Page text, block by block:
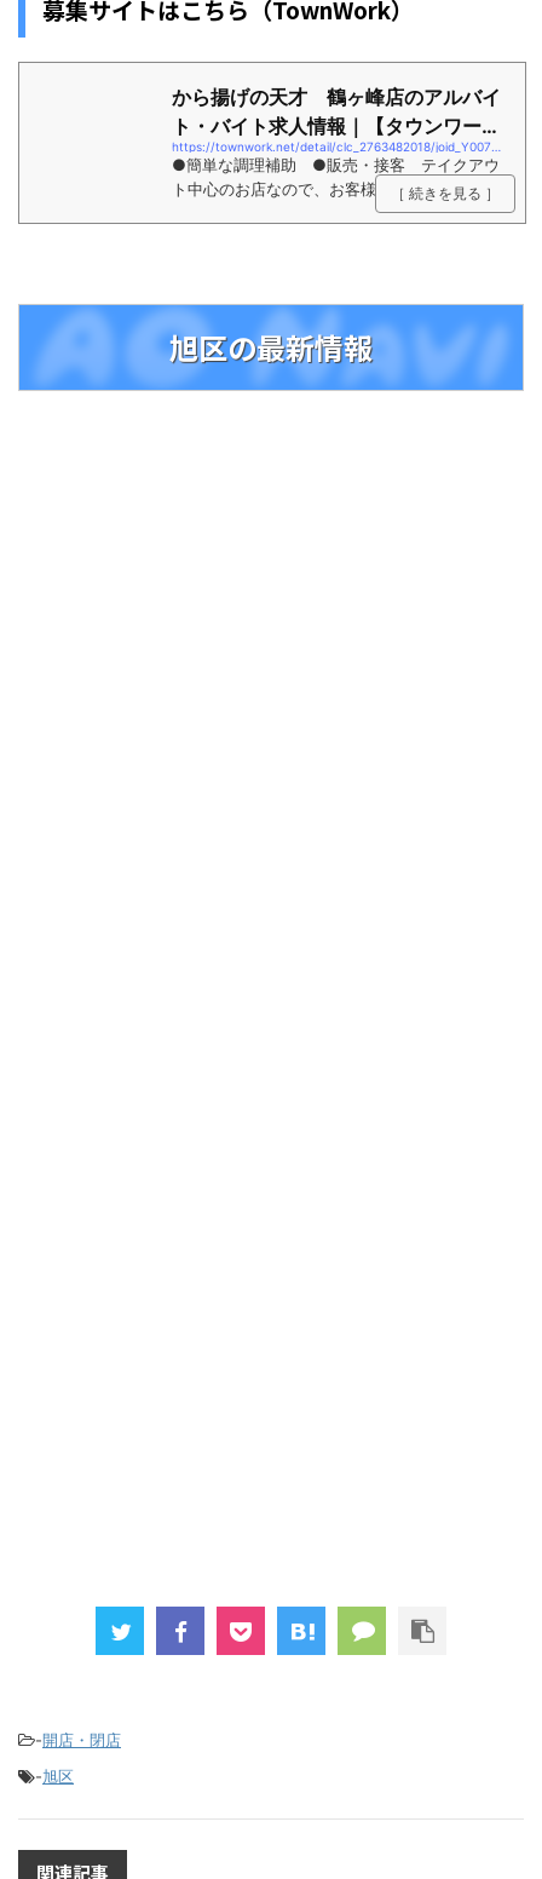
募集サイトはこちら（TownWork）
から揚げの天才 鶴ヶ峰店のアルバイ
ト・バイト求人情報｜【タウンワー
ク】でバイ...
●簡単な調理補助 ●販売・接客 テイクアウ
ト中心のお店なので、お客様 との距離もそこ
［ 続きを見る ］
旭区の最新情報
-開店・閉店
-旭区
関連記事